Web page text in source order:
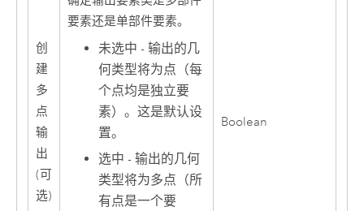
创
建
多
点
输
出
(可
选)
要素还是单部件要素。
未选中 - 输出的几
何类型将为点（每
个点均是独立要
素）。这是默认设
置。
选中 - 输出的几何
类型将为多点（所
有点是一个要
Boolean